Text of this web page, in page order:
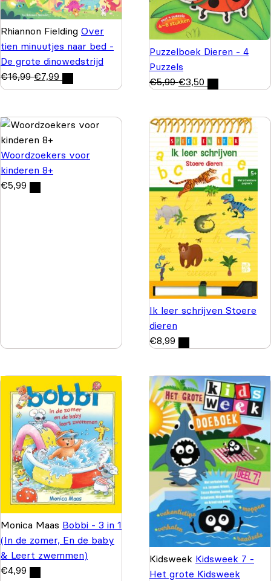
Rhiannon Fielding Over
tien minuutjes naar bed -
De grote dinowedstrijd
€16,99 €7,99
Puzzelboek Dieren - 4
Puzzels
€5,99 €3,50
Woordzoekers voor
kinderen 8+
€5,99
Ik leer schrijven Stoere
dieren
€8,99
Monica Maas Bobbi - 3 in 1
(In de zomer, En de baby
& Leert zwemmen)
€4,99
Kidsweek Kidsweek 7 -
Het grote Kidsweek